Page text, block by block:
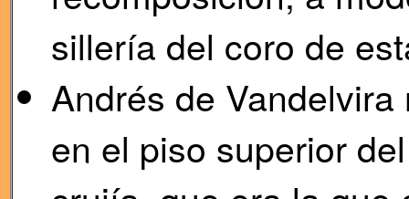
sillería del coro de
Andrés de
en el piso superior